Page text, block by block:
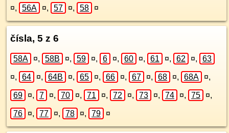
¤, 56A ¤, 57 ¤, 58 ¤
čísla, 5 z 6
58A ¤, 58B ¤, 59 ¤, 6 ¤, 60 ¤, 61 ¤, 62 ¤, 63
¤, 64 ¤, 64B ¤, 65 ¤, 66 ¤, 67 ¤, 68 ¤, 68A ¤,
69 ¤, 7 ¤, 70 ¤, 71 ¤, 72 ¤, 73 ¤, 74 ¤, 75 ¤,
76 ¤, 77 ¤, 78 ¤, 79 ¤